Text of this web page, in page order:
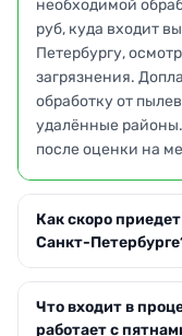
необходимой
руб, куда входит
Петербургу,
загрязнения.
обработку от
удалённые
после оценки на
Как скоро
Санкт-
Обычно бригада
Что входит в
работает с